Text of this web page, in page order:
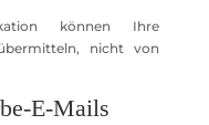
können Ihre
nicht von
E-Mails